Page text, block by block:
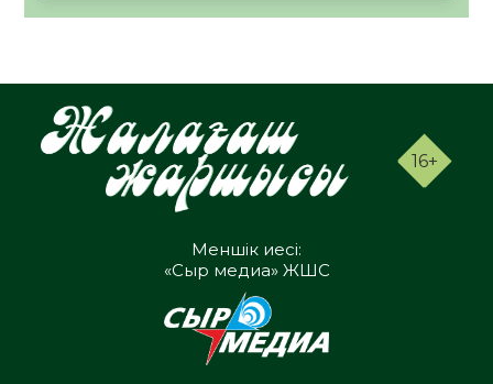
16+
Меншік иесі:
«Сыр медиа» ЖШС